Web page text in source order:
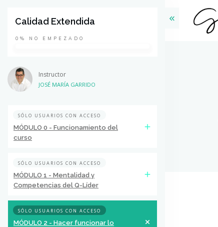
Calidad Extendida
0% NO EMPEZADO
Instructor
JOSÉ MARÍA GARRIDO
SÓLO USUARIOS CON ACCESO
MÓDULO 0 - Funcionamiento del
curso
SÓLO USUARIOS CON ACCESO
MÓDULO 1 - Mentalidad y
Competencias del Q-Líder
SÓLO USUARIOS CON ACCESO
MÓDULO 2 - Hacer funcionar lo